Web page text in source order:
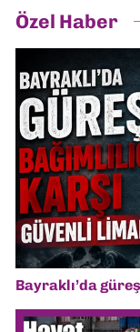
Özel Haber
Bayraklı’da